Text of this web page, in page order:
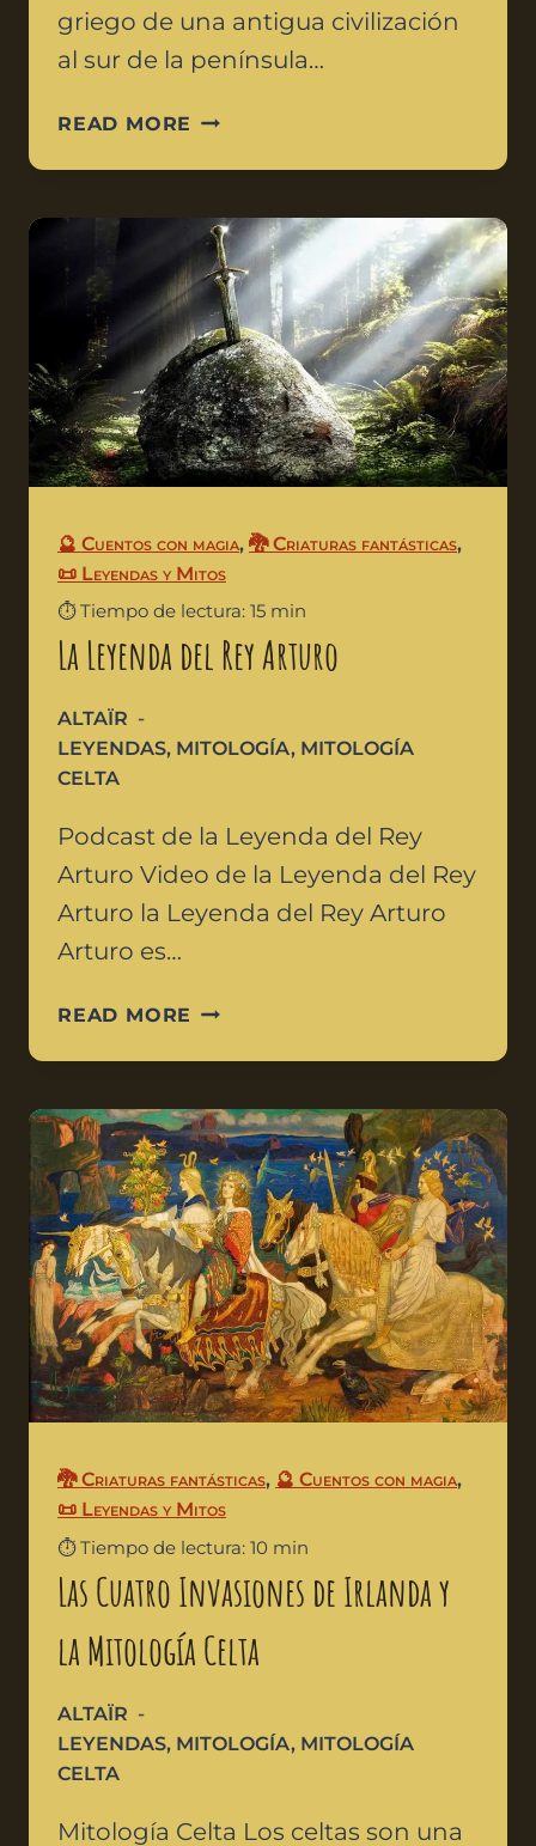
griego de una antigua civilización
al sur de la península…
READ MORE
🔮 Cuentos con magia, 🐉 Criaturas fantásticas,
📜 Leyendas y Mitos
⏱️ Tiempo de lectura: 15 min
La Leyenda del Rey Arturo
ALTAÏR
LEYENDAS, MITOLOGÍA, MITOLOGÍA
CELTA
Podcast de la Leyenda del Rey
Arturo Video de la Leyenda del Rey
Arturo la Leyenda del Rey Arturo
Arturo es…
READ MORE
🐉 Criaturas fantásticas, 🔮 Cuentos con magia,
📜 Leyendas y Mitos
⏱️ Tiempo de lectura: 10 min
Las Cuatro Invasiones de Irlanda y
la Mitología Celta
ALTAÏR
LEYENDAS, MITOLOGÍA, MITOLOGÍA
CELTA
Mitología Celta Los celtas son una